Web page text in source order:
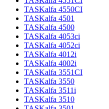
TASKalfa 4550CI
TASKalfa 4501
TASKalfa 4500
TASKalfa 4053ci
TASKalfa 4052ci
TASKalfa 4012i
TASKalfa 4002i
TASKalfa 3551CI
TASKalfa 3550
TASKalfa 3511i
TASKalfa 3510